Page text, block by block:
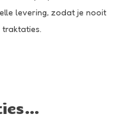
levering, zodat je nooit